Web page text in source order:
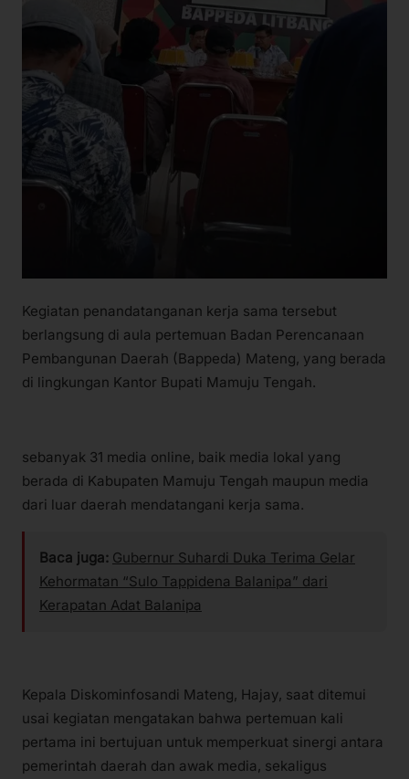
Kegiatan penandatanganan kerja sama tersebut
berlangsung di aula pertemuan Badan Perencanaan
Pembangunan Daerah (Bappeda) Mateng, yang berada
di lingkungan Kantor Bupati Mamuju Tengah.
sebanyak 31 media online, baik media lokal yang
berada di Kabupaten Mamuju Tengah maupun media
dari luar daerah mendatangani kerja sama.
Baca juga: Gubernur Suhardi Duka Terima Gelar
Kehormatan “Sulo Tappidena Balanipa” dari
Kerapatan Adat Balanipa
Kepala Diskominfosandi Mateng, Hajay, saat ditemui
usai kegiatan mengatakan bahwa pertemuan kali
pertama ini bertujuan untuk memperkuat sinergi antara
pemerintah daerah dan awak media, sekaligus